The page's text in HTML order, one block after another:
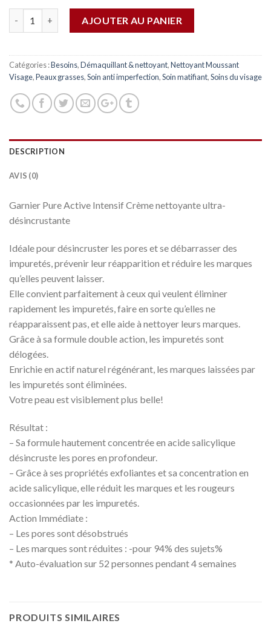
AJOUTER AU PANIER
Catégories :Besoins,Démaquillant & nettoyant,Nettoyant Moussant
Visage,Peaux grasses,Soin anti imperfection,Soin matifiant,Soins du visage
DESCRIPTION
AVIS (0)
Garnier Pure Active Intensif Crème nettoyante ultra-
désincrustante
Idéale pour désincruster les pores et se débarrasser des
impuretés, prévenir leur réapparition et réduire les marques
qu’elles peuvent laisser.
Elle convient parfaitement à ceux qui veulent éliminer
rapidement les impuretés, faire en sorte qu’elles ne
réapparaissent pas, et elle aide à nettoyer leurs marques.
Grâce à sa formule double action, les impuretés sont
délogées.
Enrichie en actif naturel régénérant, les marques laissées par
les impuretés sont éliminées.
Votre peau est visiblement plus belle!
Résultat :
– Sa formule hautement concentrée en acide salicylique
désincruste les pores en profondeur.
– Grâce à ses propriétés exfoliantes et sa concentration en
acide salicylique, elle réduit les marques et les rougeurs
occasionnées par les impuretés.
Action Immédiate :
– Les pores sont désobstrués
– Les marques sont réduites : -pour 94% des sujets%
* Auto-évaluation sur 52 personnes pendant 4 semaines
PRODUITS SIMILAIRES